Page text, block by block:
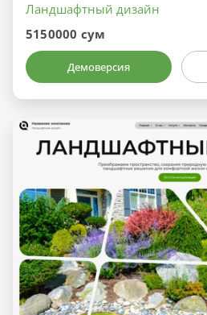
Ландшафтный дизайн
5150000 сум
Демоверсия